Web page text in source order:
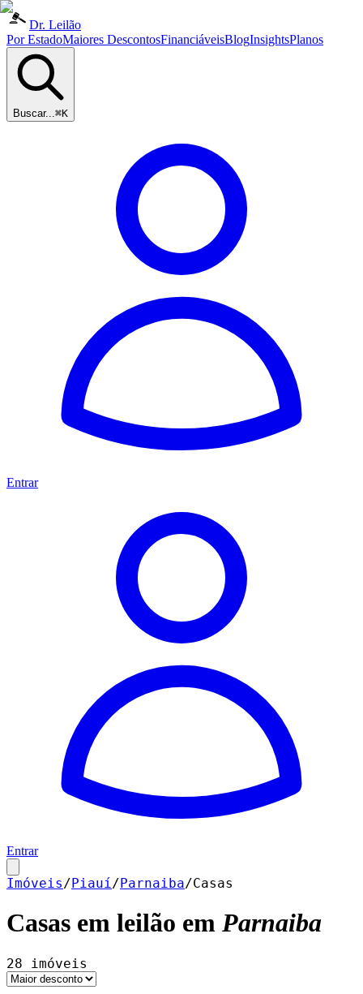
Dr. Leilão
Por EstadoMaiores DescontosFinanciáveisBlogInsightsPlanos
Buscar...⌘K
Entrar
Entrar
Imóveis/Piauí/Parnaiba/Casas
Casas em leilão em Parnaiba
28 imóveis